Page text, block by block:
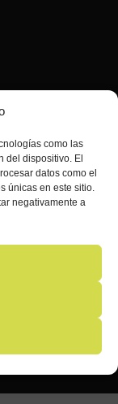
como las
del dispositivo. El
datos como el
únicas en este sitio.
negativamente a